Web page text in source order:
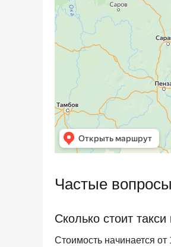
Частые вопросы
Сколько стоит
Стоимость начинается от